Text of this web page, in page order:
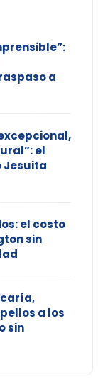
a
el
Jesuita
el costo
sin
a los
sin